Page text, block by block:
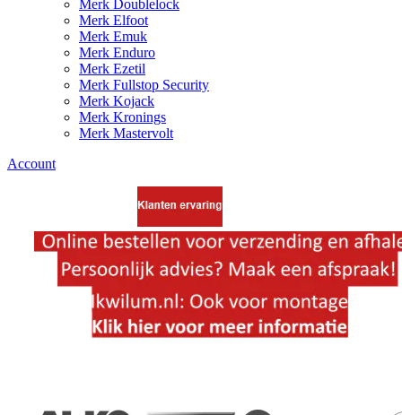
Merk Doublelock
Merk Elfoot
Merk Emuk
Merk Enduro
Merk Ezetil
Merk Fullstop Security
Merk Kojack
Merk Kronings
Merk Mastervolt
Account